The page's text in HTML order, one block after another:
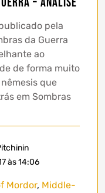
pela
da Guerra
ao
de forma muito
que
em Sombras
às 14:06
Mordor, Middle-